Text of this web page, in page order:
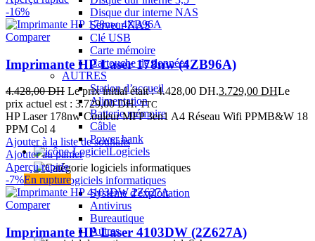
Disque dur interne NAS
Serveur NAS
Clé USB
Carte mémoire
Cartouche de données
AUTRES
Station d’accueil
Alimentation
Batterie mémoire
Câble
Power bank
Logiciels
Logiciels informatiques
Système d'exploitation
Antivirus
Bureautique
Autres
-16%
Comparer
Imprimante HP Laser 178nw (4ZB96A)
4.428,00DH Le prix initial était : 4.428,00 DH.3.729,00 DHLe
prix actuel est : 3.729,00 DH. TTC
HP Laser 178nw Couleur MFP 3en1 A4 Réseau Wifi PPMB&W 18
PPM Col 4
Ajouter à la liste de souhaits
Ajouter au panier
Aperçu rapide
-7%En rupture
Comparer
Imprimante HP Laser 4103DW (2Z627A)